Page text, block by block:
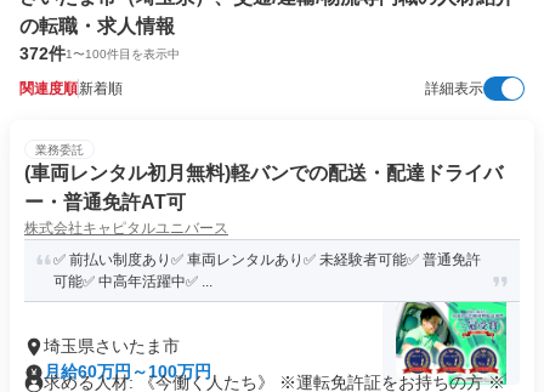
の転職・求人情報
372件1〜100件目を表示中
関連度順新着順 詳細表示
業務委託
(車両レンタル初月無料)軽バンでの配送・配達ドライバ
ー・普通免許AT可
株式会社キャピタルユニバース
✅ 前払い制度あり✅ 車両レンタルあり✅ 未経験者可能✅ 普通免許
可能✅ 中高年活躍中✅ ...
埼玉県さいたま市
月給60万円～100万円
求める人材: 《今働く人たち》 ※運転免許証をお持ちの方 ※